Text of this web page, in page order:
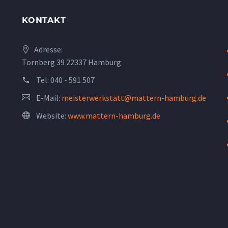
KONTAKT
Adresse:
Tornberg 39 22337 Hamburg
Tel: 040 - 591 507
E-Mail: meisterwerkstatt@mattern-hamburg.de
Website: www.mattern-hamburg.de